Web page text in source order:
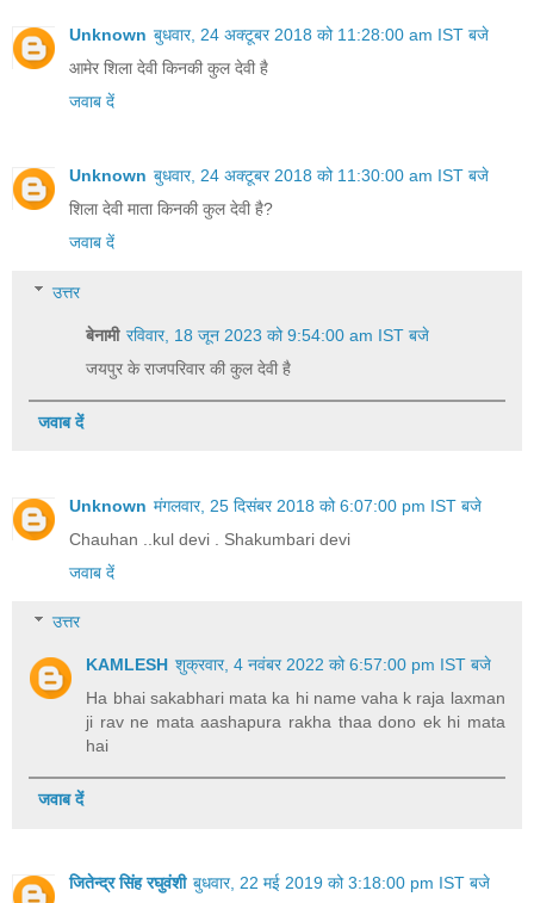
Unknown बुधवार, 24 अक्टूबर 2018 को 11:28:00 am IST बजे
आमेर शिला देवी किनकी कुल देवी है
जवाब दें
Unknown बुधवार, 24 अक्टूबर 2018 को 11:30:00 am IST बजे
शिला देवी माता किनकी कुल देवी है?
जवाब दें
उत्तर
बेनामी रविवार, 18 जून 2023 को 9:54:00 am IST बजे
जयपुर के राजपरिवार की कुल देवी है
जवाब दें
Unknown मंगलवार, 25 दिसंबर 2018 को 6:07:00 pm IST बजे
Chauhan ..kul devi . Shakumbari devi
जवाब दें
उत्तर
KAMLESH शुक्रवार, 4 नवंबर 2022 को 6:57:00 pm IST बजे
Ha bhai sakabhari mata ka hi name vaha k raja laxman
ji rav ne mata aashapura rakha thaa dono ek hi mata
hai
जवाब दें
जितेन्द्र सिंह रघुवंशी बुधवार, 22 मई 2019 को 3:18:00 pm IST बजे